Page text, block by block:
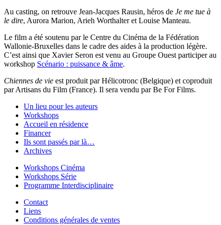
Au casting, on retrouve Jean-Jacques Rausin, héros de Je me tue à
le dire, Aurora Marion, Arieh Worthalter et Louise Manteau.
Le film a été soutenu par le Centre du Cinéma de la Fédération
Wallonie-Bruxelles dans le cadre des aides à la production légère.
C’est ainsi que Xavier Seron est venu au Groupe Ouest participer au
workshop Scénario : puissance & âme.
Chiennes de vie est produit par Hélicotronc (Belgique) et coproduit
par Artisans du Film (France). Il sera vendu par Be For Films.
Un lieu pour les auteurs
Workshops
Accueil en résidence
Financer
Ils sont passés par là…
Archives
Workshops Cinéma
Workshops Série
Programme Interdisciplinaire
Contact
Liens
Conditions générales de ventes